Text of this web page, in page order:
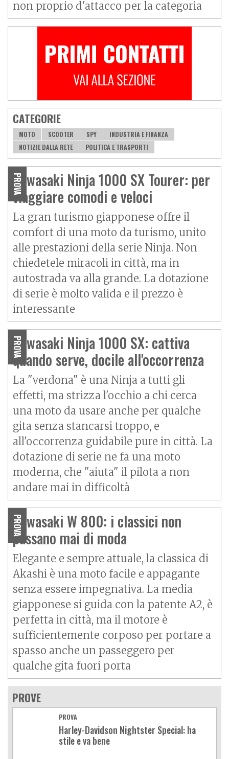
non proprio d'attacco per la categoria
CATEGORIE
MOTO SCOOTER SPY
INDUSTRIA E FINANZA
NOTIZIE DALLA RETE
POLITICA E TRASPORTI
PROVA
Kawasaki Ninja 1000 SX Tourer: per
viaggiare comodi e veloci
La gran turismo giapponese offre il
comfort di una moto da turismo, unito
alle prestazioni della serie Ninja. Non
chiedetele miracoli in città, ma in
autostrada va alla grande. La dotazione
di serie è molto valida e il prezzo è
interessante
PROVA
Kawasaki Ninja 1000 SX: cattiva
quando serve, docile all'occorrenza
La "verdona" è una Ninja a tutti gli
effetti, ma strizza l'occhio a chi cerca
una moto da usare anche per qualche
gita senza stancarsi troppo, e
all'occorrenza guidabile pure in città. La
dotazione di serie ne fa una moto
moderna, che "aiuta" il pilota a non
andare mai in difficoltà
PROVA
Kawasaki W 800: i classici non
passano mai di moda
Elegante e sempre attuale, la classica di
Akashi è una moto facile e appagante
senza essere impegnativa. La media
giapponese si guida con la patente A2, è
perfetta in città, ma il motore è
sufficientemente corposo per portare a
spasso anche un passeggero per
qualche gita fuori porta
PROVE
PROVA
Harley-Davidson Nightster Special: ha
stile e va bene